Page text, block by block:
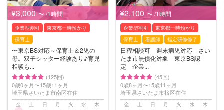
¥3,000 〜 /1時間
企業型割引
東京都一時預かり
保育士
〜東京BS対応～保育士＆2児の
母。双子シッター経験あり♪育児
相談も...
(125回)
0歳0ヶ月〜15歳11ヶ月
埼玉県さいたま市南区在住
金
土
日
月
火
水
木
¥2,100 〜 /1時間
企業型割引
東京都一時預かり
保育士
看護師 指定研修修了
日程相談可 週末病児対応 さい
たま市無償化対象 東京BS認
定 企業...
(45回)
0歳8ヶ月〜15歳11ヶ月
埼玉県さいたま市桜区在住
金
土
日
月
火
水
木